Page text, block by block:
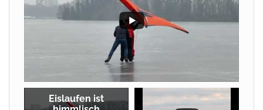
Eislaufen ist